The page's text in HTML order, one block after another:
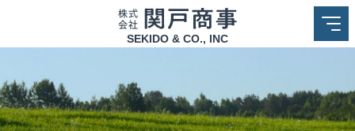
株式会社関戸商事
SEKIDO & CO., INC